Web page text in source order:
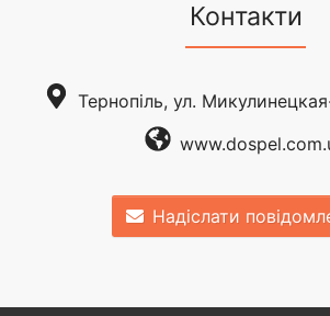
Контакти
Тернопіль, ул.
Надіслати